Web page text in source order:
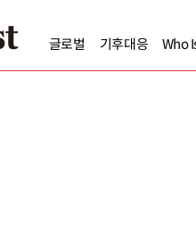
글로벌 기후대응 Who